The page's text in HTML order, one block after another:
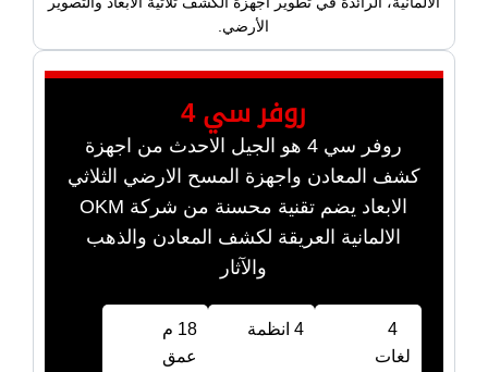
الأرضي.
روفر سي 4
روفر سي 4 هو الجيل الاحدث من اجهزة
كشف المعادن واجهزة المسح الارضي الثلاثي
الابعاد يضم تقنية محسنة من شركة OKM
الالمانية العريقة لكشف المعادن والذهب
والآثار
4
لغات
4 انظمة
18 م
عمق